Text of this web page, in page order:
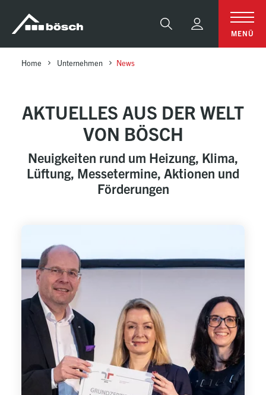
sr.skip-to.main-content
sr.skip-to.table-of-contents
sr.skip-to.main-navigation
Suche MENÜ
Home Unternehmen News
AKTUELLES AUS DER WELT
VON BÖSCH
Neuigkeiten rund um Heizung, Klima,
Lüftung, Messetermine, Aktionen und
Förderungen